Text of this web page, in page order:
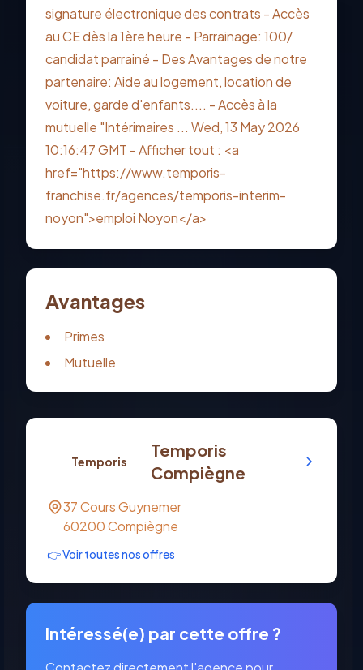
signature électronique des contrats - Accès
au CE dès la 1ère heure - Parrainage: 100/
candidat parrainé - Des Avantages de notre
partenaire: Aide au logement, location de
voiture, garde d'enfants.... - Accès à la
mutuelle "Intérimaires ... Wed, 13 May 2026
10:16:47 GMT - Afficher tout : <a
href="https://www.temporis-
franchise.fr/agences/temporis-interim-
noyon">emploi Noyon</a>
Avantages
Primes
Mutuelle
Temporis
Temporis
Compiègne
37 Cours Guynemer
60200Compiègne
👉 Voir toutes nos offres
Intéressé(e) par cette offre ?